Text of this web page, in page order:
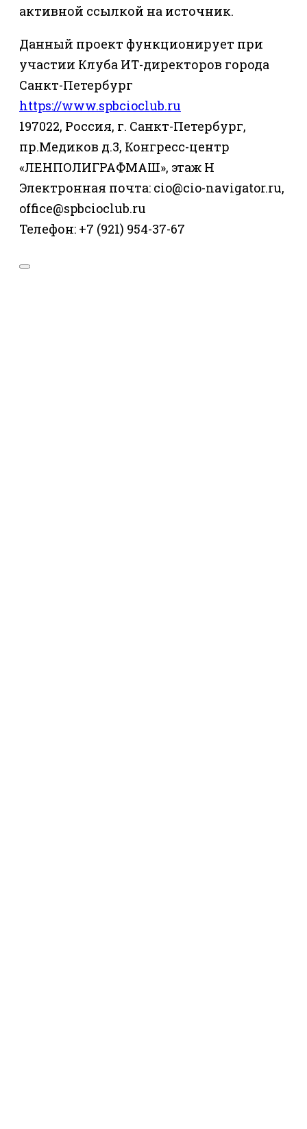
активной ссылкой на источник.
Данный проект функционирует при
участии Клуба ИТ-директоров города
Санкт-Петербург
https://www.spbcioclub.ru
197022, Россия, г. Санкт-Петербург,
пр.Медиков д.3, Конгресс-центр
«ЛЕНПОЛИГРАФМАШ», этаж Н
Электронная почта: cio@cio-navigator.ru,
office@spbcioclub.ru
Телефон: +7 (921) 954-37-67